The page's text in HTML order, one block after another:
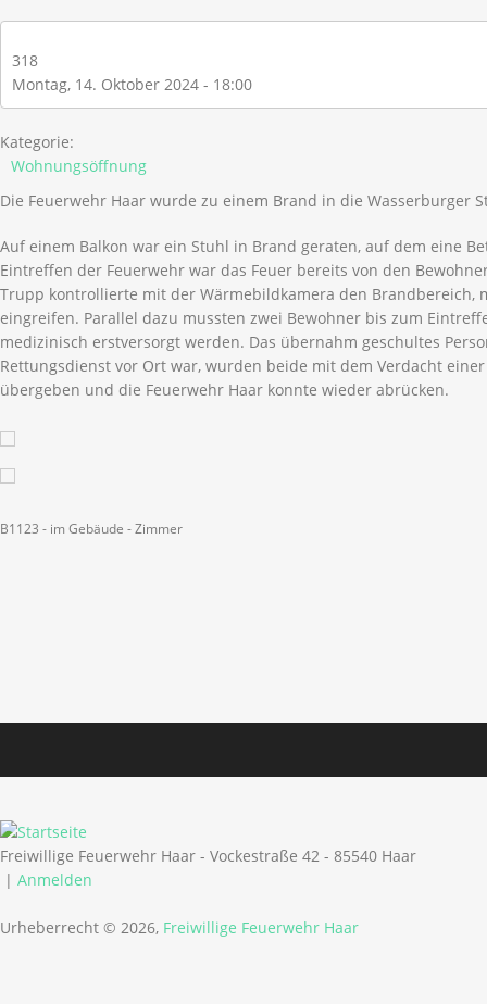
318
Montag, 14. Oktober 2024 - 18:00
Kategorie:
Wohnungsöffnung
Die Feuerwehr Haar wurde zu einem Brand in die Wasserburger
Auf einem Balkon war ein Stuhl in Brand geraten, auf dem eine
Eintreffen der Feuerwehr war das Feuer bereits von den
Trupp kontrollierte mit der Wärmebildkamera den Brandbereich,
eingreifen. Parallel dazu mussten zwei Bewohner bis zum
medizinisch erstversorgt werden. Das übernahm geschultes
Rettungsdienst vor Ort war, wurden beide mit dem Verdacht
übergeben und die Feuerwehr Haar konnte wieder abrücken.
B1123 - im Gebäude - Zimmer
Freiwillige Feuerwehr Haar - Vockestraße 42 - 85540 Haar
| Anmelden
Urheberrecht © 2026, Freiwillige Feuerwehr Haar